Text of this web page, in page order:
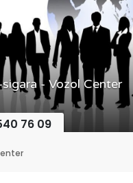
- Vozol Center
76 09